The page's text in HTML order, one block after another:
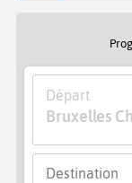
Départ
Bruxelles
Destination